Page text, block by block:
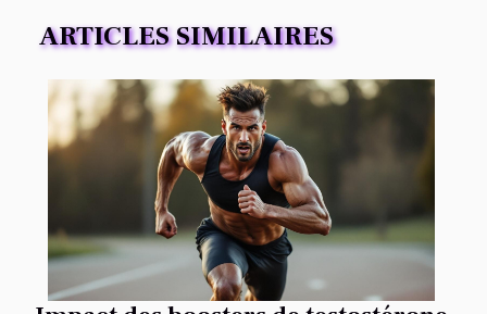
ARTICLES SIMILAIRES